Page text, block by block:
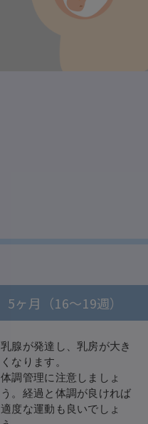
5ヶ月（16～19週）
乳腺が発達し、乳房が大き
くなります。
体調管理に注意しましょ
う。経過と体調が良ければ
適度な運動も良いでしょ